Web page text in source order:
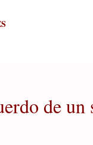
de un